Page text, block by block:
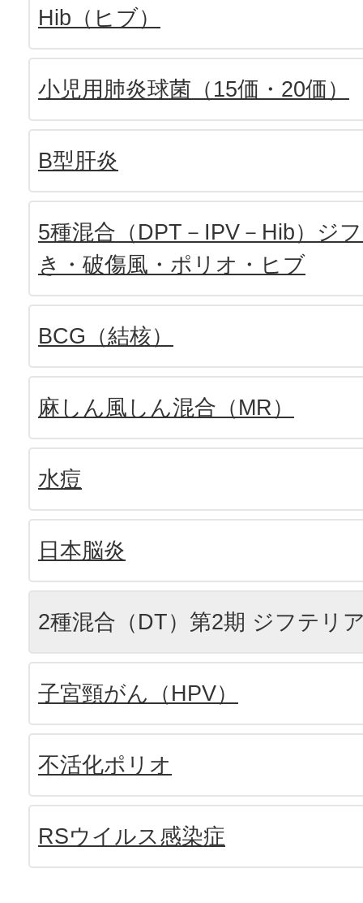
Hib（ヒブ）
小児用肺炎球菌（15価・20価）
B型肝炎
5種混合（DPT－IPV－Hib）ジ
き・破傷風・ポリオ・ヒブ
BCG（結核）
麻しん風しん混合（MR）
水痘
日本脳炎
2種混合（DT）第2期 ジフテリ
子宮頸がん（HPV）
不活化ポリオ
RSウイルス感染症